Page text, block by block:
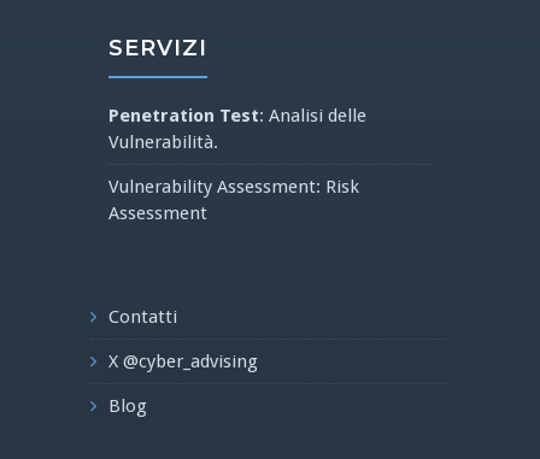
SERVIZI
Penetration Test: Analisi delle
Vulnerabilità.
Vulnerability Assessment: Risk
Assessment
Contatti
X @cyber_advising
Blog